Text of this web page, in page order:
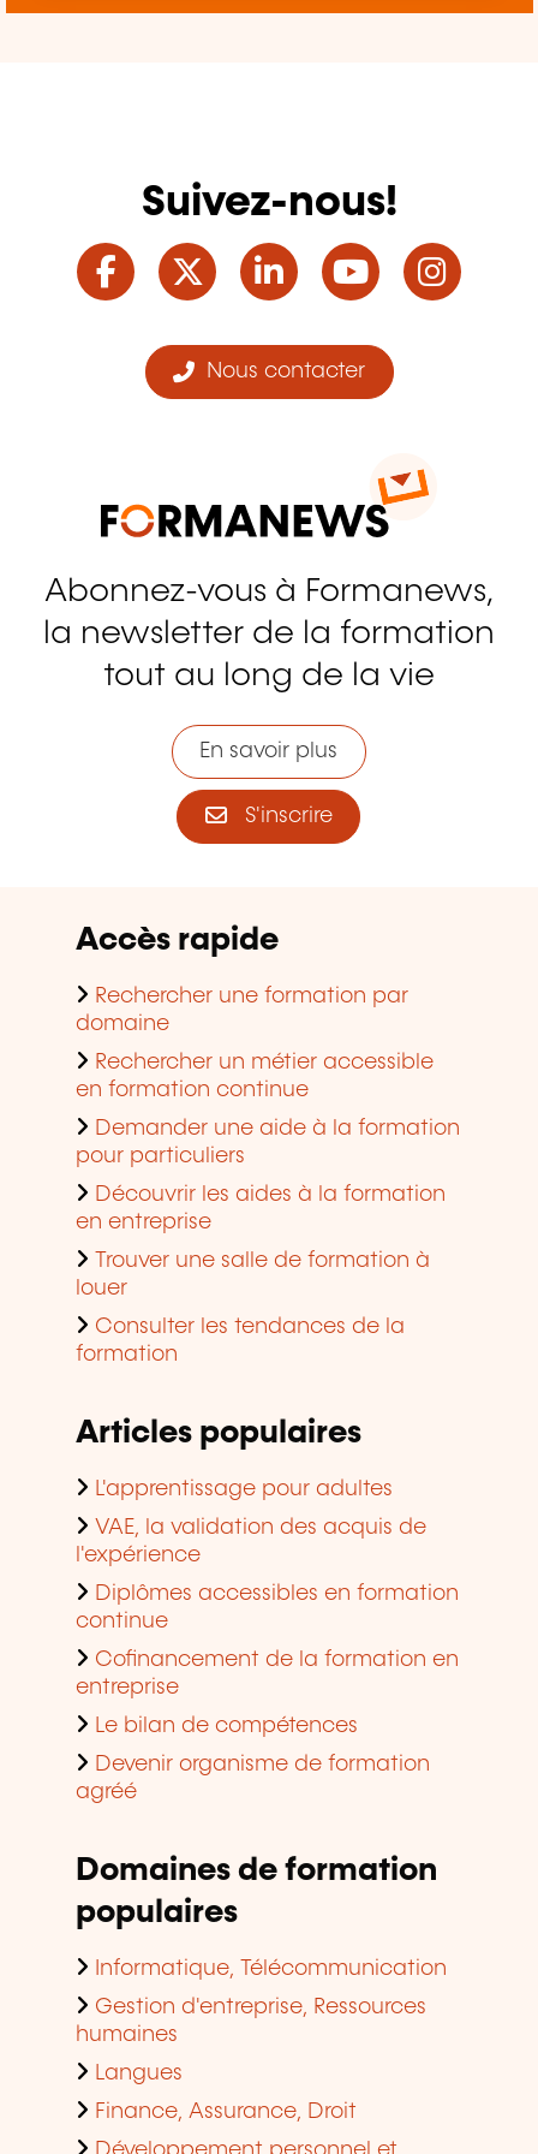
Suivez-nous!
Facebook
TwitterLinkedInYouTube
Nous contacter
Abonnez-vous à Formanews,
la newsletter de la formation
tout au long de la vie
En savoir plus
S'inscrire
Accès rapide
Rechercher une formation par
domaine
Rechercher un métier accessible
en formation continue
Demander une aide à la formation
pour particuliers
Découvrir les aides à la formation
en entreprise
Trouver une salle de formation à
louer
Consulter les tendances de la
formation
Articles populaires
L'apprentissage pour adultes
VAE, la validation des acquis de
l'expérience
Diplômes accessibles en formation
continue
Cofinancement de la formation en
entreprise
Le bilan de compétences
Devenir organisme de formation
agréé
Domaines de formation
populaires
Informatique, Télécommunication
Gestion d'entreprise, Ressources
humaines
Langues
Finance, Assurance, Droit